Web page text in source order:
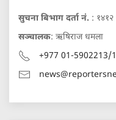
सुचना बिभाग दर्ता नं. :
सञ्चालक: ऋषिराज धमला
+977 01-5902213/